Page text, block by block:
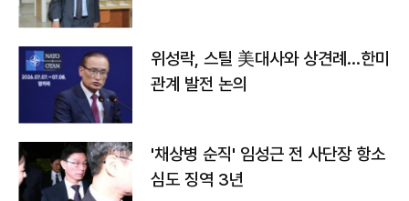
위성락, 스틸 美대사와 상견례…한미
관계 발전 논의
'채상병 순직' 임성근 전 사단장 항소
심도 징역 3년